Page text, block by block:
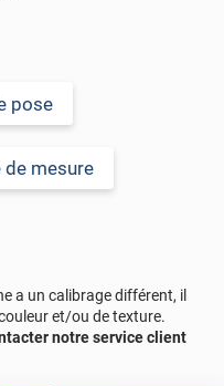
pose
de mesure
a un calibrage différent, il
et/ou de texture.
notre service client